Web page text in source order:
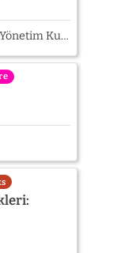
Özgür Yazılım Derneği 6. Dönem Yönetim Kurulu